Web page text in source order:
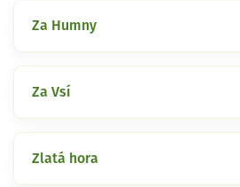
Za Humny
Za Vsí
Zlatá hora